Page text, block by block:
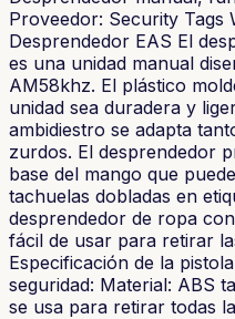
Proveedor: Security Tags
Desprendedor EAS El
es una unidad manual
AM58khz. El plástico
unidad sea duradera y
ambidiestro se adapta
zurdos. El desprendedor
base del mango que
tachuelas dobladas en
desprendedor de ropa
fácil de usar para retirar
Especificación de la
seguridad: Material: ABS
se usa para retirar todas